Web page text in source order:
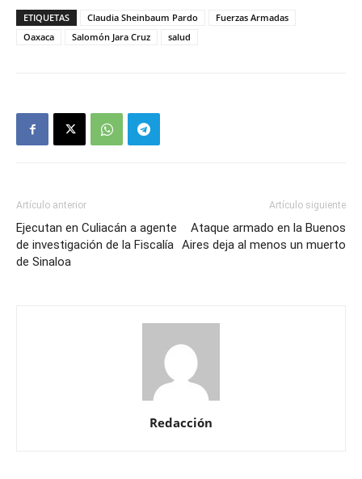
ETIQUETAS Claudia Sheinbaum Pardo
Fuerzas Armadas
Oaxaca
Salomón Jara Cruz salud
Artículo anterior
Ejecutan en Culiacán a agente
de investigación de la Fiscalía
de Sinaloa
Artículo siguiente
Ataque armado en la Buenos
Aires deja al menos un muerto
Redacción